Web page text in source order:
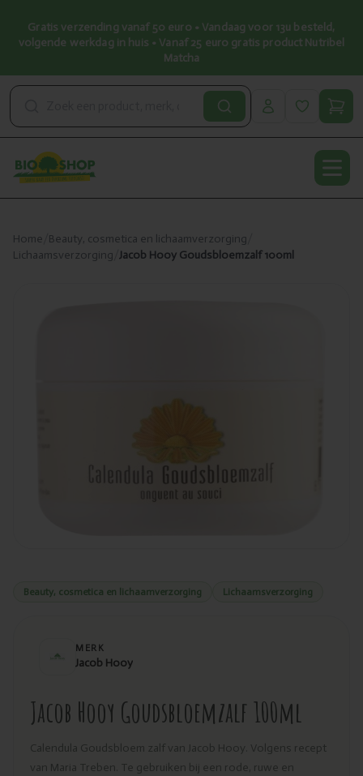
Gratis verzending vanaf 50 euro • Vandaag voor 13u besteld,
volgende werkdag in huis • Vanaf 25 euro gratis product Nutribel
Matcha
Home Beauty, cosmetica en lichaamverzorging
Lichaamsverzorging Jacob Hooy Goudsbloemzalf 100ml
Beauty, cosmetica en lichaamverzorging Lichaamsverzorging
MERK
Jacob Hooy
Jacob Hooy Goudsbloemzalf 100ml
Calendula Goudsbloem zalf van Jacob Hooy. Volgens recept
van Maria Treben. Te gebruiken bij een rode, ruwe en